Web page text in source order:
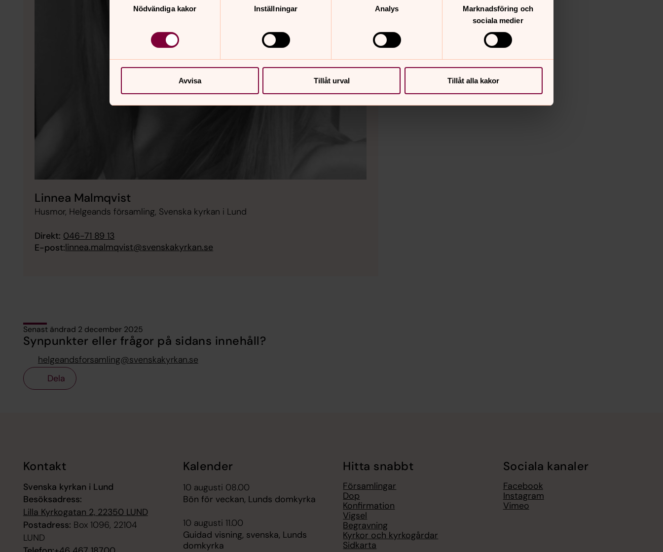
Nödvändiga kakor
Inställningar Analys
Marknadsföring och
sociala medier
Avvisa Tillåt urval Tillåt alla kakor
Linnea Malmqvist
Husmor, Helgeands församling, Svenska kyrkan i Lund
Direkt: 046-71 89 13
E-post:linnea.malmqvist@svenskakyrkan.se
Senast ändrad 2 december 2025
Synpunkter eller frågor på sidans innehåll?
helgeandsforsamling@svenskakyrkan.se
Dela
Kontakt
Svenska kyrkan i Lund
Besöksadress:
Lilla Kyrkogatan 2, 22350 LUND
Postadress: Box 1096, 22104
LUND
Kalender
10 augusti 08.00
Bön för veckan, Lunds domkyrka
10 augusti 11.00
Guidad visning, svenska, Lunds
domkyrka
Hitta snabbt
Församlingar
Dop
Konfirmation
Vigsel
Begravning
Kyrkor och kyrkogårdar
Sidkarta
Sociala kanaler
Facebook
Instagram
Vimeo